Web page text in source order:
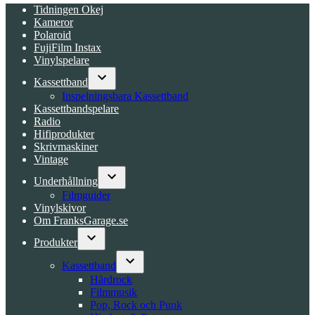
Tidningen Okej
Kameror
Polaroid
FujiFilm Instax
Vinylspelare
Kassettband
Open
dropdown
menu
Inspelningsbara Kassettband
Kassettbandspelare
Radio
Hifiprodukter
Skrivmaskiner
Vintage
Underhållning
Open
Filmguider
Vinylskivor
Om FranksGarage.se
Produkter
Open
dropdown
menu
Kassettband
Open
dropdown
menu
Hårdrock
Filmmusik
Pop, Rock och Punk